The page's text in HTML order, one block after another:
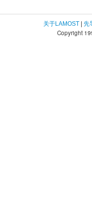
关于LAMOST| 先
Copyright